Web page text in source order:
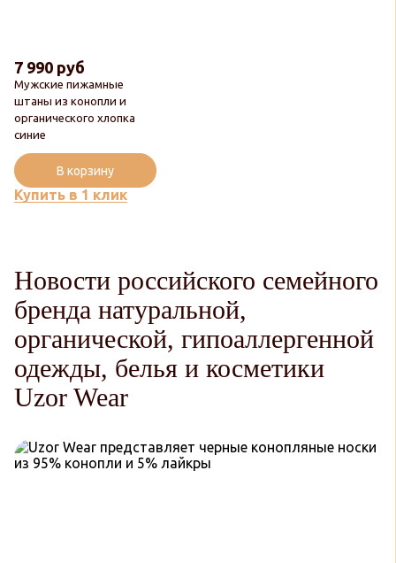
Мужские пижамные
штаны из конопли и
органического хлопка
синие
7 990 руб
Купить в 1 клик
В корзину
Новости российского семейного
бренда натуральной,
органической, гипоаллергенной
одежды, белья и косметики
Uzor Wear